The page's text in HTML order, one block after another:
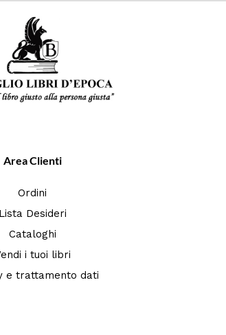
Area Clienti
Ordini
Lista Desideri
Cataloghi
i tuoi libri
e trattamento dati